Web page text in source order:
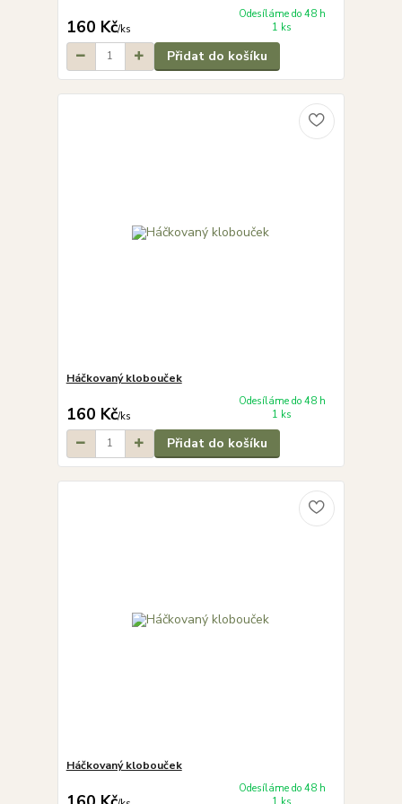
160 Kč/ks
Odesíláme do 48 h
1 ks
Přidat do košíku
Háčkovaný klobouček
160 Kč/ks
Odesíláme do 48 h
1 ks
Přidat do košíku
Háčkovaný klobouček
Odesíláme do 48 h